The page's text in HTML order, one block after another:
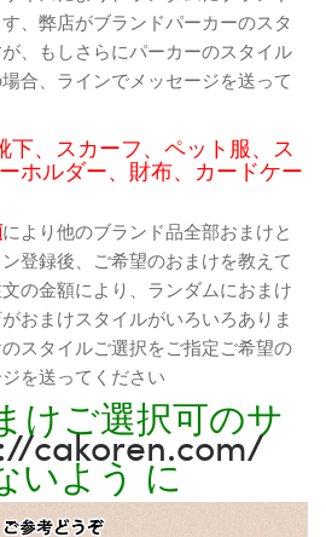
、弊店がブランドパーカーのスタ
、もしさらにパーカーのスタイル
合、ラインでメッセージを送って
、スカーフ、ペット服、ス
ホルダー、財布、カードケー
により他のブランド品全部おまけと
登録後、ご希望のおまけを教えて
の金額により、ランダムにおまけ
おまけスタイルがいろいろありま
スタイルご選択をご指定ご希望の
を送ってください
けご選択可のサ
cakoren.com/
いよう に